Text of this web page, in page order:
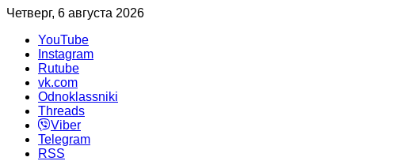
Четверг, 6 августа 2026
YouTube
Instagram
Rutube
vk.com
Odnoklassniki
Threads
Viber
Telegram
RSS